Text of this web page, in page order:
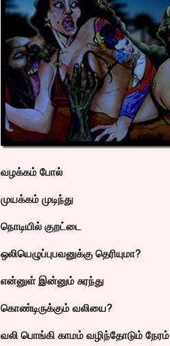
வழக்கம் போல்
முயக்கம் முடிந்து
நொடியில் குறட்டை
ஒலியெழுப்புபவனுக்கு தெரியுமா?
என்னுள் இன்னும் சுரந்து
கொண்டிருக்கும் வலியை?
வலி பொங்கி காமம் வழிந்தோடும் நேரம்